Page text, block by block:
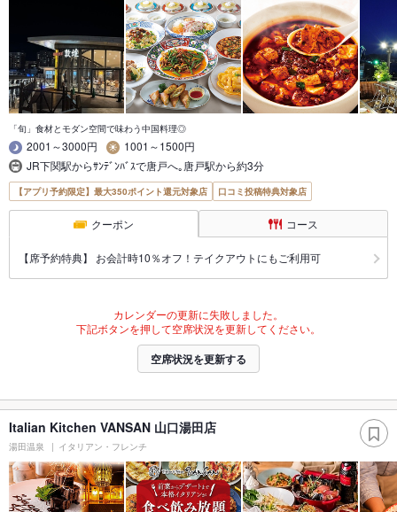
「旬」食材とモダン空間で味わう中国料理◎
2001～3000円
1001～1500円
JR下関駅からｻﾝﾃﾞﾝﾊﾞｽで唐戸へ｡唐戸駅から約3分
【アプリ予約限定】最大350ポイント還元対象店 口コミ投稿特典対象店
クーポン コース
【席予約特典】 お会計時10％オフ！テイクアウトにもご利用可
カレンダーの更新に失敗しました。
下記ボタンを押して空席状況を更新してください。
空席状況を更新する
Italian Kitchen VANSAN 山口湯田店
湯田温泉 イタリアン・フレンチ